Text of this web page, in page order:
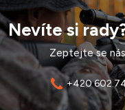
Nevíte si
Zeptejte se
+420 602